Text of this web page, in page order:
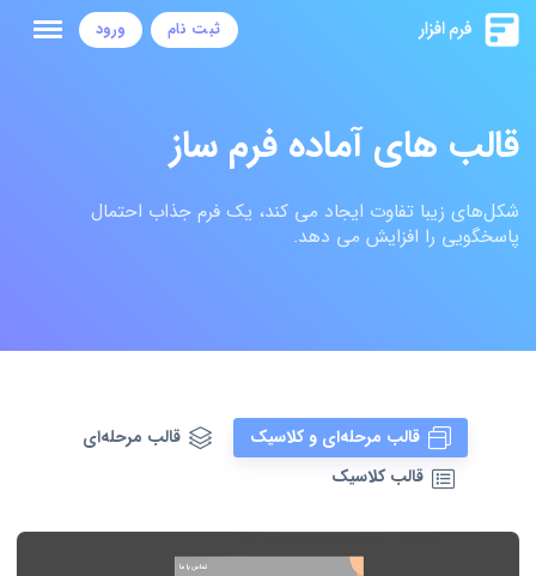
ثبت نام ورود
قالب های آماده فرم ساز
شکل‌های زیبا تفاوت ایجاد می کند، یک فرم جذاب احتمال
پاسخگویی را افزایش می دهد.
قالب مرحله‌ای و کلاسیک
قالب مرحله‌ای
قالب کلاسیک